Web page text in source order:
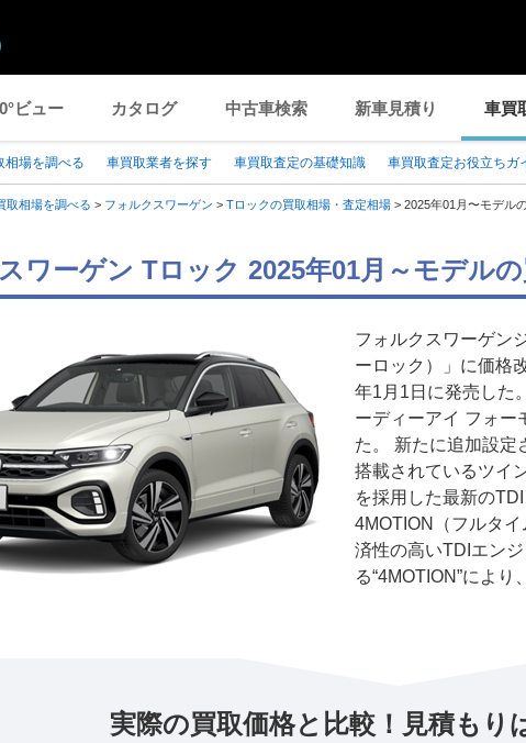
ビュー カタログ 中古車検索 新車見積り 車買
相場を調べる 車買取業者を探す 車買取査定の基礎知識 車買取査定お役立ちガ
取相場を調べる > フォルクスワーゲン > Tロックの買取相場・査定相場 > 2025年01月〜モデル
ワーゲン Tロック 2025年01月～モデル
フォルクスワーゲン
ーロック）」に価格
年1月1日に発売した
ーディーアイ フォー
た。 新たに追加設定
搭載されているツイ
を採用した最新の
4MOTION（フルタ
済性の高いTDIエン
る“4MOTION”によ
ートレーンは、最
ション」の導入にあ
ックで仕立てた「
実際の買取価格と比較！見積もり